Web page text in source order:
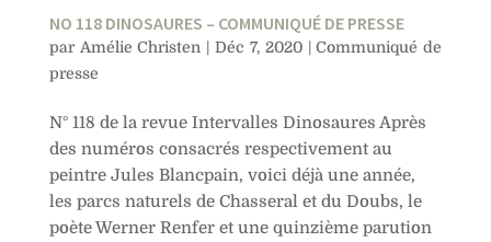
NO 118 DINOSAURES – COMMUNIQUÉ DE PRESSE
par Amélie Christen |Déc 7, 2020|Communiqué de
presse
N° 118 de la revue Intervalles Dinosaures Après
des numéros consacrés respectivement au
peintre Jules Blancpain, voici déjà une année,
les parcs naturels de Chasseral et du Doubs, le
poète Werner Renfer et une quinzième parution